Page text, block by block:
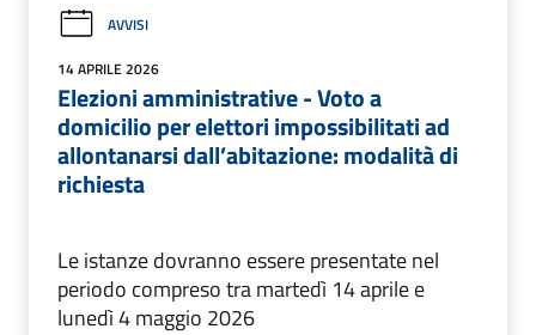
AVVISI
14 APRILE 2026
Elezioni amministrative - Voto a
domicilio per elettori impossibilitati ad
allontanarsi dall’abitazione: modalità di
richiesta
Le istanze dovranno essere presentate nel
periodo compreso tra martedì 14 aprile e
lunedì 4 maggio 2026